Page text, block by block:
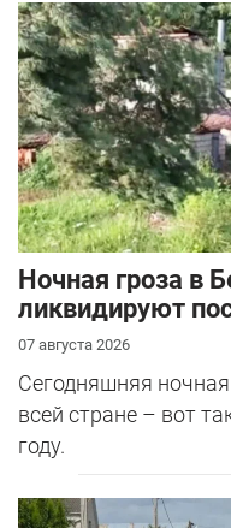
Ночная гроза в
ликвидируют
07 августа 2026
Сегодняшняя
всей стране – вот
году.